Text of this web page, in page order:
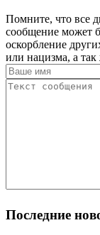
Помните, что все
сообщение может
оскорбление
или нацизма, а
Последние